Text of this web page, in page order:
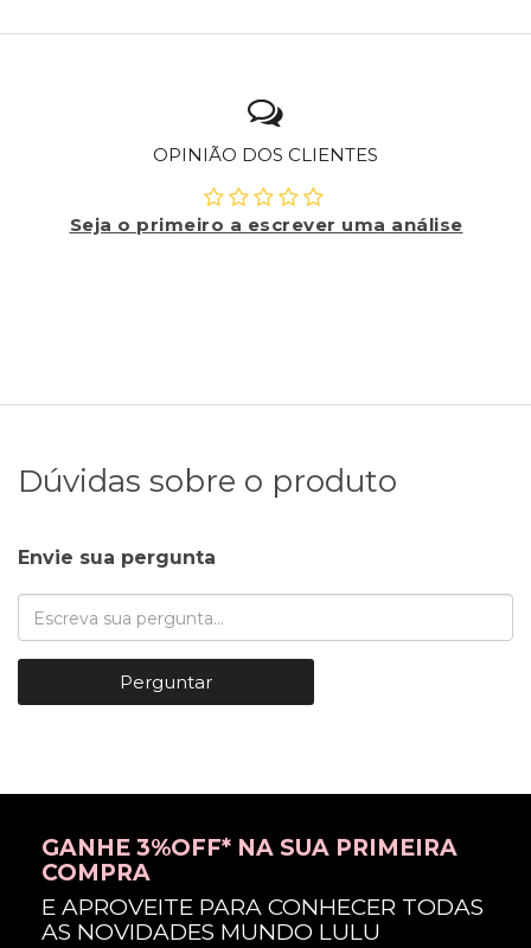
OPINIÃO DOS CLIENTES
Seja o primeiro a escrever uma análise
Dúvidas sobre o produto
Envie sua pergunta
Perguntar
GANHE 3%OFF* NA SUA PRIMEIRA
COMPRA
E APROVEITE PARA CONHECER TODAS
AS NOVIDADES MUNDO LULU